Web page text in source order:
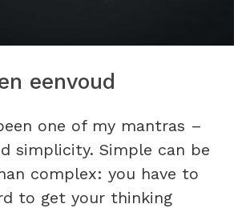
eenvoud
one of my mantras –
simplicity. Simple can be
complex: you have to
to get your thinking